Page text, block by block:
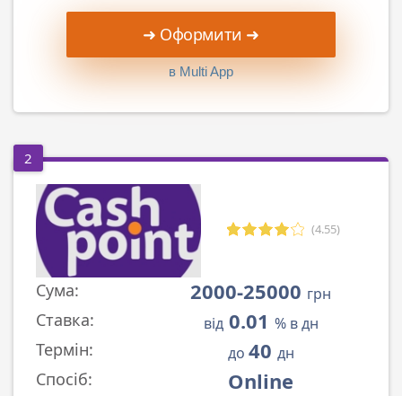
➜ Оформити ➜
в Multi App
2
(4.55)
Сума: 2000-25000 грн
Ставка: від0.01 % в дн
Термін: до 40 дн
Спосіб: Online